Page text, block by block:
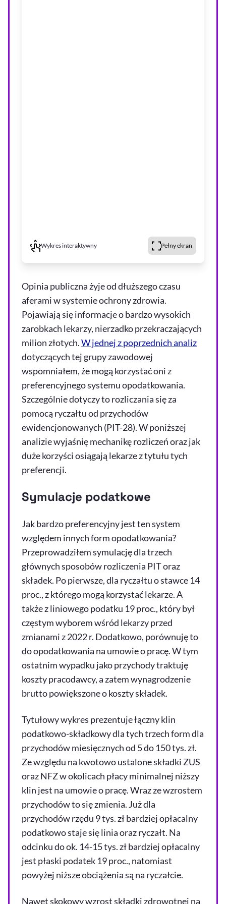
Wykres interaktywny Pełny ekran
Opinia publiczna żyje od dłuższego czasu
aferami w systemie ochrony zdrowia.
Pojawiają się informacje o bardzo wysokich
zarobkach lekarzy, nierzadko przekraczających
milion złotych.W jednej z poprzednich analiz
dotyczących tej grupy zawodowej
wspomniałem, że mogą korzystać oni z
preferencyjnego systemu opodatkowania.
Szczególnie dotyczy to rozliczania się za
pomocą ryczałtu od przychodów
ewidencjonowanych (PIT-28). W poniższej
analizie wyjaśnię mechanikę rozliczeń oraz jak
duże korzyści osiągają lekarze z tytułu tych
preferencji.
Symulacje podatkowe
Jak bardzo preferencyjny jest ten system
względem innych form opodatkowania?
Przeprowadziłem symulację dla trzech
głównych sposobów rozliczenia PIT oraz
składek. Po pierwsze, dla ryczałtu o stawce 14
proc., z którego mogą korzystać lekarze. A
także z liniowego podatku 19 proc., który był
częstym wyborem wśród lekarzy przed
zmianami z 2022 r. Dodatkowo, porównuję to
do opodatkowania na umowie o pracę. W tym
ostatnim wypadku jako przychody traktuję
koszty pracodawcy, a zatem wynagrodzenie
brutto powiększone o koszty składek.
Tytułowy wykres prezentuje łączny klin
podatkowo-składkowy dla tych trzech form dla
przychodów miesięcznych od 5 do 150 tys. zł.
Ze względu na kwotowo ustalone składki ZUS
oraz NFZ w okolicach płacy minimalnej niższy
klin jest na umowie o pracę. Wraz ze wzrostem
przychodów to się zmienia. Już dla
przychodów rzędu 9 tys. zł bardziej opłacalny
podatkowo staje się linia oraz ryczałt. Na
odcinku do ok. 14-15 tys. zł bardziej opłacalny
jest płaski podatek 19 proc., natomiast
powyżej niższe obciążenia są na ryczałcie.
Nawet skokowy wzrost składki zdrowotnej na